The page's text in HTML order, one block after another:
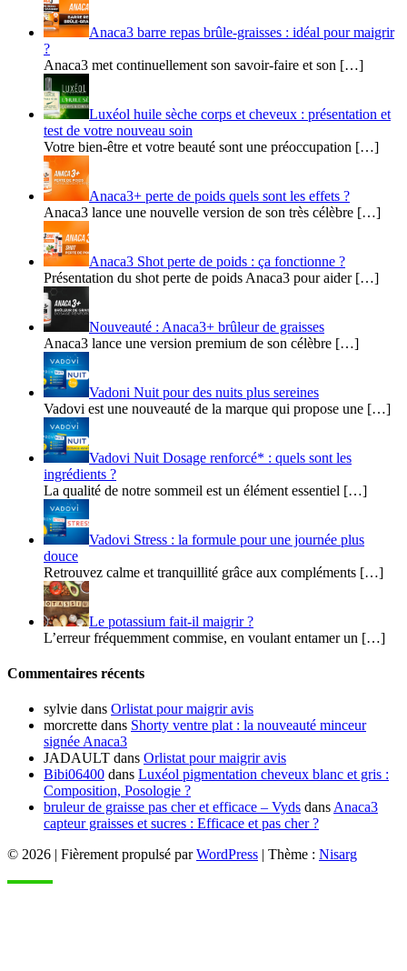
Anaca3 barre repas brûle-graisses : idéal pour maigrir
?
Anaca3 met continuellement son savoir-faire et son […]
Luxéol huile sèche corps et cheveux : présentation et
test de votre nouveau soin
Votre bien-être et votre beauté sont une préoccupation […]
Anaca3+ perte de poids quels sont les effets ?
Anaca3 lance une nouvelle version de son très célèbre […]
Anaca3 Shot perte de poids : ça fonctionne ?
Présentation du shot perte de poids Anaca3 pour aider […]
Nouveauté : Anaca3+ brûleur de graisses
Anaca3 lance une version premium de son célèbre […]
Vadoni Nuit pour des nuits plus sereines
Vadovi est une nouveauté de la marque qui propose une […]
Vadovi Nuit Dosage renforcé* : quels sont les
ingrédients ?
La qualité de notre sommeil est un élément essentiel […]
Vadovi Stress : la formule pour une journée plus
douce
Retrouvez calme et tranquillité grâce aux compléments […]
Le potassium fait-il maigrir ?
L’erreur fréquemment commise, en voulant entamer un […]
Commentaires récents
sylvie dans Orlistat pour maigrir avis
morcrette dans Shorty ventre plat : la nouveauté minceur
signée Anaca3
JADAULT dans Orlistat pour maigrir avis
Bibi06400 dans Luxéol pigmentation cheveux blanc et gris :
Composition, Posologie ?
bruleur de graisse pas cher et efficace – Vyds dans Anaca3
capteur graisses et sucres : Efficace et pas cher ?
© 2026 | Fièrement propulsé parWordPress | Thème : Nisarg